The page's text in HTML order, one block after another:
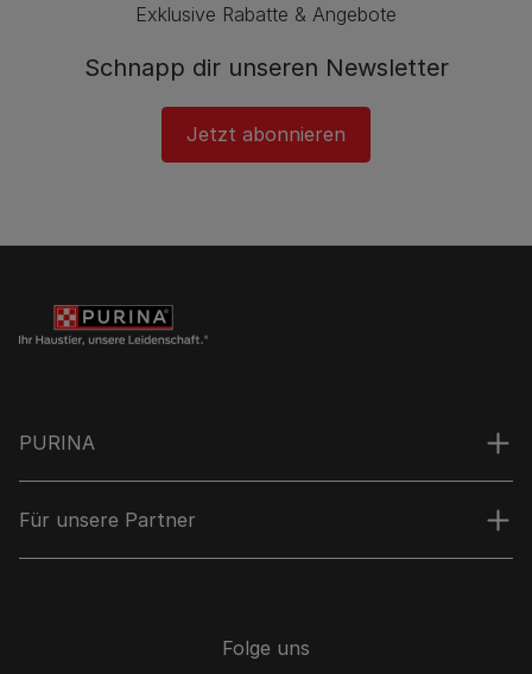
Exklusive Rabatte & Angebote
Schnapp dir unseren Newsletter
Jetzt abonnieren
PURINA
Für unsere Partner
Folge uns